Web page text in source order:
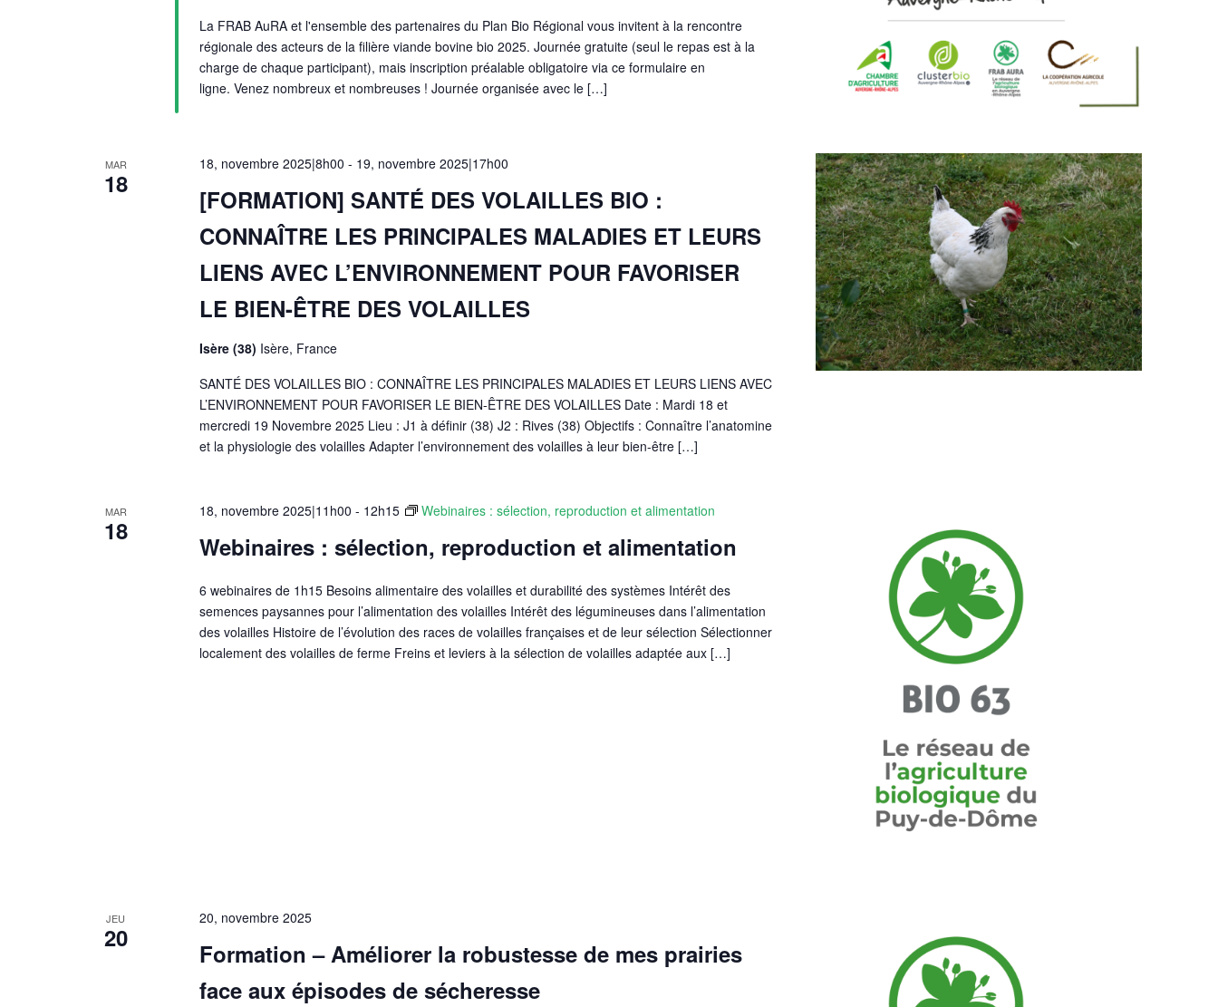
La FRAB AuRA et l'ensemble des partenaires du Plan Bio Régional vous invitent à la rencontre
régionale des acteurs de la filière viande bovine bio 2025. Journée gratuite (seul le repas est à la
charge de chaque participant), mais inscription préalable obligatoire via ce formulaire en
ligne. Venez nombreux et nombreuses ! Journée organisée avec le […]
MAR
18
[FORMATION] SANTÉ DES VOLAILLES BIO :
CONNAÎTRE LES PRINCIPALES MALADIES ET LEURS
LIENS AVEC L’ENVIRONNEMENT POUR FAVORISER
LE BIEN-ÊTRE DES VOLAILLES
18, novembre 2025|8h00 - 19, novembre 2025|17h00
Isère (38) Isère, France
SANTÉ DES VOLAILLES BIO : CONNAÎTRE LES PRINCIPALES MALADIES ET LEURS LIENS AVEC
L’ENVIRONNEMENT POUR FAVORISER LE BIEN-ÊTRE DES VOLAILLES Date : Mardi 18 et
mercredi 19 Novembre 2025 Lieu : J1 à définir (38) J2 : Rives (38) Objectifs : Connaître l’anatomine
et la physiologie des volailles Adapter l’environnement des volailles à leur bien-être […]
MAR
18
Webinaires : sélection, reproduction et alimentation
18, novembre 2025|11h00 - 12h15 Webinaires : sélection, reproduction et alimentation
6 webinaires de 1h15 Besoins alimentaire des volailles et durabilité des systèmes Intérêt des
semences paysannes pour l’alimentation des volailles Intérêt des légumineuses dans l’alimentation
des volailles Histoire de l’évolution des races de volailles françaises et de leur sélection Sélectionner
localement des volailles de ferme Freins et leviers à la sélection de volailles adaptée aux […]
JEU
20
Formation – Améliorer la robustesse de mes prairies
face aux épisodes de sécheresse
20, novembre 2025